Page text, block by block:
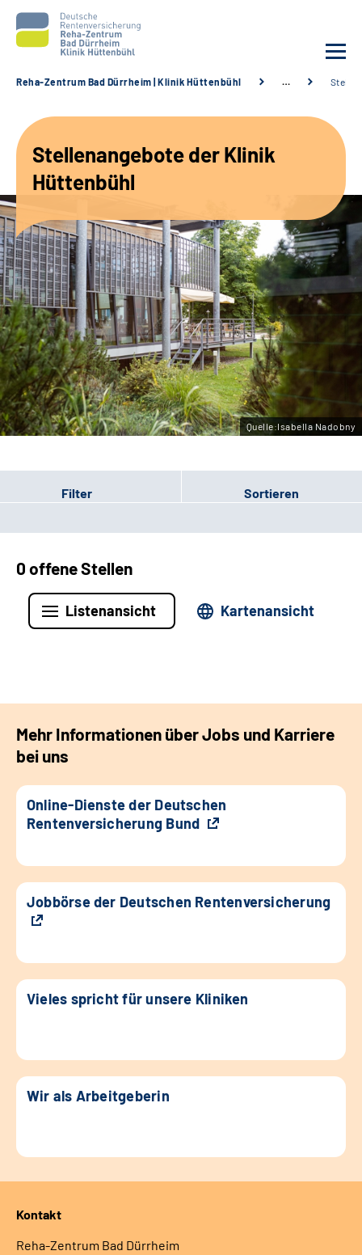
Unsere Angebote
Karriere
Sozialdienste & Zuweisende
Suche
Leichte Sprache
Gebärdensprache
Reha-Zentrum Bad Dürrheim | Klinik Hüttenbühl …
Stellenangebote der Klinik
Hüttenbühl
Quelle:Isabella Nadobny
Filter Sortieren
0 offene Stellen
Listenansicht Kartenansicht
Mehr Informationen über Jobs und Karriere
bei uns
Online-Dienste der Deutschen
Rentenversicherung Bund
Jobbörse der Deutschen Rentenversicherung
Vieles spricht für unsere Kliniken
Wir als Arbeitgeberin
Kontakt
Reha-Zentrum Bad Dürrheim